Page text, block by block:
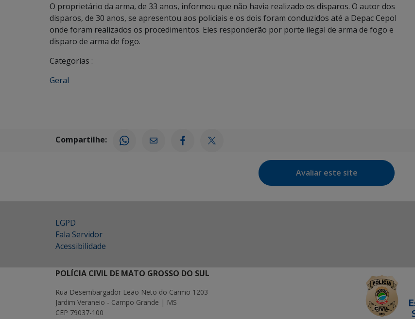
O proprietário da arma, de 33 anos, informou que não havia realizado os disparos. O autor dos
disparos, de 30 anos, se apresentou aos policiais e os dois foram conduzidos até a Depac Cepol
onde foram realizados os procedimentos. Eles responderão por porte ilegal de arma de fogo e
disparo de arma de fogo.
Categorias :
Geral
Compartilhe:
Avaliar este site
LGPD
Fala Servidor
Acessibilidade
POLÍCIA CIVIL DE MATO GROSSO DO SUL
Rua Desembargador Leão Neto do Carmo 1203
Jardim Veraneio - Campo Grande | MS
CEP 79037-100